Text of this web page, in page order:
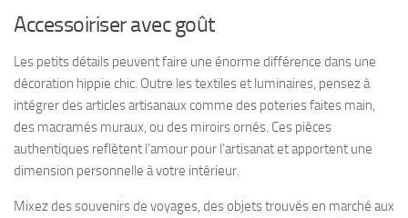
Accessoiriser avec goût
Les petits détails peuvent faire une énorme différence dans une
décoration hippie chic. Outre les textiles et luminaires, pensez à
intégrer des articles artisanaux comme des poteries faites main,
des macramés muraux, ou des miroirs ornés. Ces pièces
authentiques reflètent l’amour pour l’artisanat et apportent une
dimension personnelle à votre intérieur.
Mixez des souvenirs de voyages, des objets trouvés en marché aux